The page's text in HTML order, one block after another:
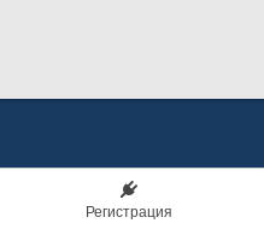
Регистрация